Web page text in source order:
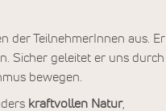
der TeilnehmerInnen aus. Er
Sicher geleitet er uns durch
bewegen.
kraftvollen Natur,